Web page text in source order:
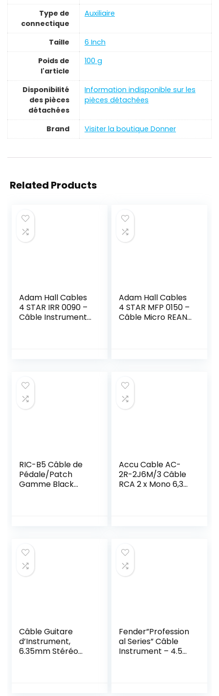
Type de
connectique
‎Auxiliaire
Taille
‎6 Inch
Poids de
l'article
‎100 g
Disponibilité
des pièces
détachées
‎Information indisponible sur les
pièces détachées
Brand Visiter la boutique Donner
Related Products
Adam Hall Cables
4 STAR IRR 0090 –
Câble Instrument
Adam Hall Cables
4 STAR MFP 0150 –
Câble Micro REAN
RIC-B5 Câble de
Pédale/Patch
Gamme Black
Accu Cable AC-
2R-2J6M/3 Câble
RCA 2 x Mono 6,3
Câble Guitare
d’Instrument,
6.35mm Stéréo
Fender”Profession
al Series” Câble
Instrument – 4.5m